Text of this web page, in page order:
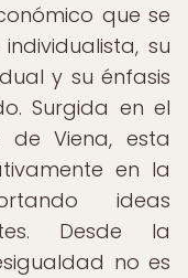
que se
su
y su énfasis
Surgida en el
de Viena, esta
en la
ideas
Desde la
no es